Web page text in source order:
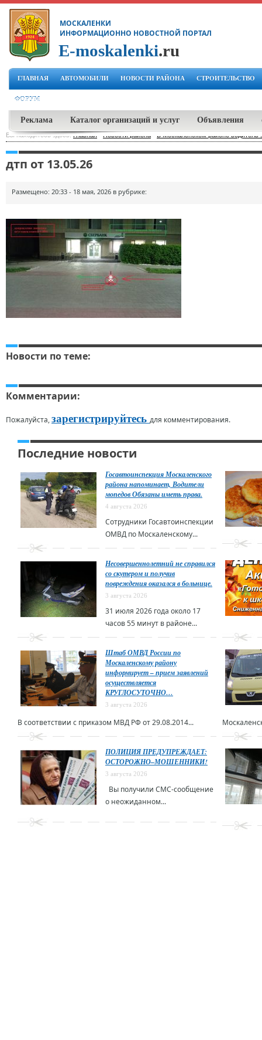
МОСКАЛЕНКИ
ИНФОРМАЦИОННО НОВОСТНОЙ ПОРТАЛ
E-moskalenki.ru
ГЛАВНАЯ АВТОМОБИЛИ НОВОСТИ РАЙОНА СТРОИТЕЛЬСТВО
ФОРУМ
Реклама Каталог организаций и услуг Объявления
Вы находитесь здесь:Главная-Новости района В Москаленском районе водитель
дтп от 13.05.26
Размещено: 20:33 - 18 мая, 2026 в рубрике:
Новости по теме:
Комментарии:
Пожалуйста,зарегистрируйтесь для комментирования.
Последние новости
Госавтоинспекция Москаленского
района напоминает, Водители
мопедов Обязаны иметь права.
4 августа 2026
Сотрудники Госавтоинспекции
ОМВД по Москаленскому...
Несовершеннолетний не справился
со скутером и получив
повреждения оказался в больнице.
3 августа 2026
31 июля 2026 года около 17
часов 55 минут в районе...
Штаб ОМВД России по
Москаленскому району
информирует – прием заявлений
осуществляется
КРУГЛОСУТОЧНО…
3 августа 2026
В соответствии с приказом МВД РФ от 29.08.2014...
ПОЛИЦИЯ ПРЕДУПРЕЖДАЕТ:
ОСТОРОЖНО–МОШЕННИКИ!
3 августа 2026
Вы получили СМС-сообщение
о неожиданном...